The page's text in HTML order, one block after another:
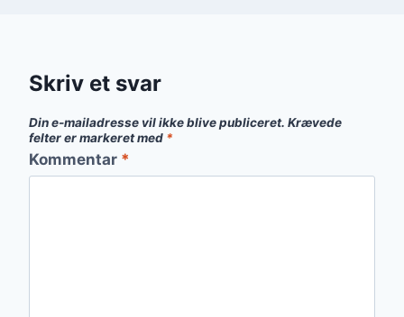
Skriv et svar
Din e-mailadresse vil ikke blive publiceret. Krævede
felter er markeret med *
Kommentar *